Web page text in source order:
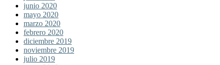
junio 2020
mayo 2020
marzo 2020
febrero 2020
diciembre 2019
noviembre 2019
julio 2019